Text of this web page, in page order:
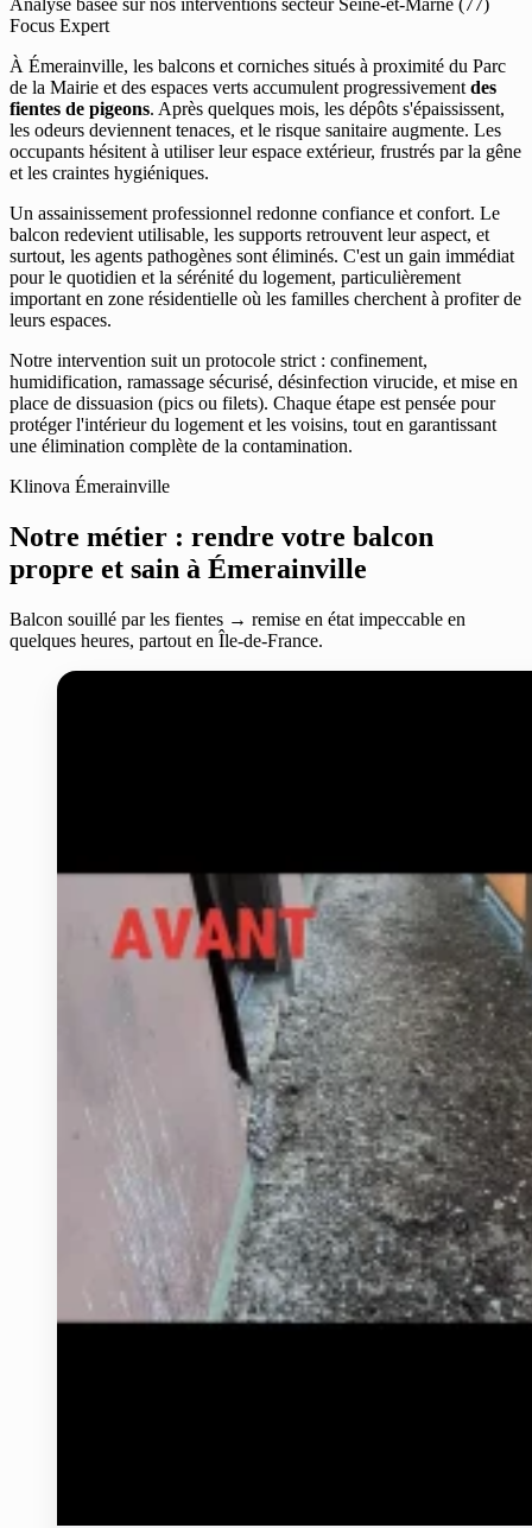
Analyse basée sur nos interventions secteur Seine-et-Marne (77)
Focus Expert
À Émerainville, les balcons et corniches situés à proximité du Parc
de la Mairie et des espaces verts accumulent progressivement des
fientes de pigeons. Après quelques mois, les dépôts s'épaississent,
les odeurs deviennent tenaces, et le risque sanitaire augmente. Les
occupants hésitent à utiliser leur espace extérieur, frustrés par la gêne
et les craintes hygiéniques.
Un assainissement professionnel redonne confiance et confort. Le
balcon redevient utilisable, les supports retrouvent leur aspect, et
surtout, les agents pathogènes sont éliminés. C'est un gain immédiat
pour le quotidien et la sérénité du logement, particulièrement
important en zone résidentielle où les familles cherchent à profiter de
leurs espaces.
Notre intervention suit un protocole strict : confinement,
humidification, ramassage sécurisé, désinfection virucide, et mise en
place de dissuasion (pics ou filets). Chaque étape est pensée pour
protéger l'intérieur du logement et les voisins, tout en garantissant
une élimination complète de la contamination.
Klinova Émerainville
Notre métier : rendre votre balcon
propre et sain à Émerainville
Balcon souillé par les fientes → remise en état impeccable en
quelques heures, partout en Île-de-France.